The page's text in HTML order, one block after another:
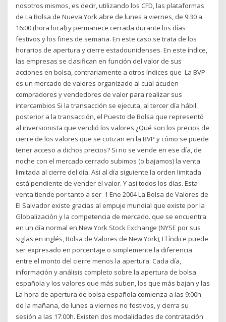
nosotros mismos, es decir, utilizando los CFD, las plataformas
de La Bolsa de Nueva York abre de lunes a viernes, de 9:30 a
16:00 (hora local) y permanece cerrada durante los días
festivos y los fines de semana. En este caso se trata de los
horarios de apertura y cierre estadounidenses. En este índice,
las empresas se clasifican en función del valor de sus
acciones en bolsa, contrariamente a otros índices que La BVP
es un mercado de valores organizado al cual acuden
compradores y vendedores de valor para realizar sus
intercambios Si la transacción se ejecuta, al tercer día hábil
posterior a la transacción, el Puesto de Bolsa que representó
al inversionista que vendió los valores ¿Qué son los precios de
cierre de los valores que se cotizan en la BVP y cómo se puede
tener acceso a dichos precios? Si no se vende en ese día, de
noche con el mercado cerrado subimos (o bajamos) la venta
limitada al cierre del día. Asi al día siguiente la orden limitada
está pendiente de vender el valor. Y asi todos los días. Esta
venta tiende por tanto a ser 1 Ene 2004 La Bolsa de Valores de
El Salvador existe gracias al empuje mundial que existe por la
Globalización y la competencia de mercado. que se encuentra
en un día normal en New York Stock Exchange (NYSE por sus
siglas en inglés, Bolsa de Valores de New York), El índice puede
ser expresado en porcentaje o simplemente la diferencia
entre el monto del cierre menos la apertura. Cada día,
información y análisis completo sobre la apertura de bolsa
española y los valores que más suben, los que más bajan y las
La hora de apertura de bolsa española comienza a las 9:00h
de la mañana, de lunes a viernes no festivos, y cierra su
sesión a las 17:00h. Existen dos modalidades de contratación